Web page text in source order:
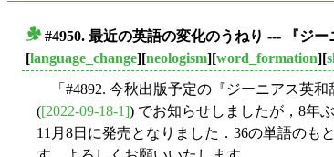
#4950. 最近の英語の変化のうねり --- 『ジ
[language_change][neologism][word_formation][
「#4892. 今秋出版予定の『ジーニアス英和
([2022-09-18-1]) でお知らせしましたが，8年
11月8日に発売となりました．36の単語のも